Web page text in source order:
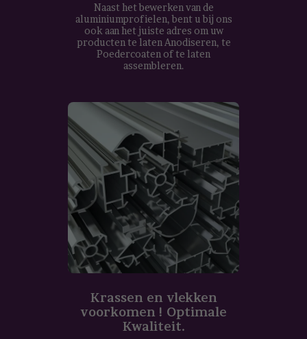
Naast het bewerken van de
aluminiumprofielen, bent u bij ons
ook aan het juiste adres om uw
producten te laten Anodiseren, te
Poedercoaten of te laten
assembleren.
Krassen en vlekken
voorkomen ! Optimale
Kwaliteit.